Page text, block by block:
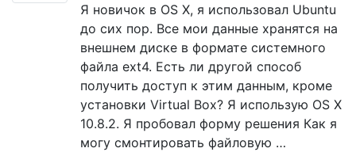
Я новичок в OS X, я использовал Ubuntu
до сих пор. Все мои данные хранятся на
внешнем диске в формате системного
файла ext4. Есть ли другой способ
получить доступ к этим данным, кроме
установки Virtual Box? Я использую OS X
10.8.2. Я пробовал форму решения Как я
могу смонтировать файловую …